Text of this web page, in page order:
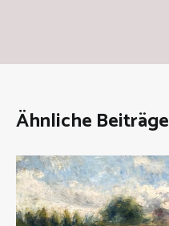
Ähnliche Beiträge